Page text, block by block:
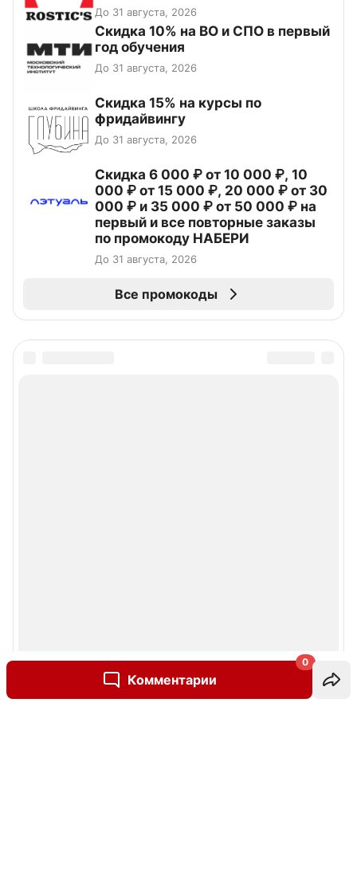
Комментарии
0
До 31 августа, 2026
Скидка 10% на ВО и СПО в первый
год обучения
До 31 августа, 2026
Скидка 15% на курсы по
фридайвингу
До 31 августа, 2026
Скидка 6 000 ₽ от 10 000 ₽, 10
000 ₽ от 15 000 ₽, 20 000 ₽ от 30
000 ₽ и 35 000 ₽ от 50 000 ₽ на
первый и все повторные заказы
по промокоду НАБЕРИ
До 31 августа, 2026
Все промокоды